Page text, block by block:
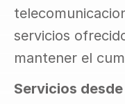
servicios
mantener el
Servicios